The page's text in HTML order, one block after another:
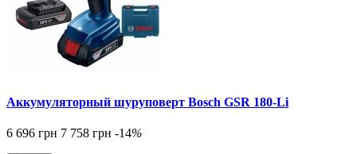
Аккумуляторный шуруповерт Bosch GSR 180-Li
6 696 грн 7 758 грн -14%